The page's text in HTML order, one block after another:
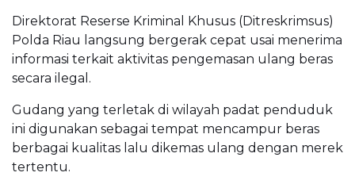
Direktorat Reserse Kriminal Khusus (Ditreskrimsus)
Polda Riau langsung bergerak cepat usai menerima
informasi terkait aktivitas pengemasan ulang beras
secara ilegal.
Gudang yang terletak di wilayah padat penduduk
ini digunakan sebagai tempat mencampur beras
berbagai kualitas lalu dikemas ulang dengan merek
tertentu.